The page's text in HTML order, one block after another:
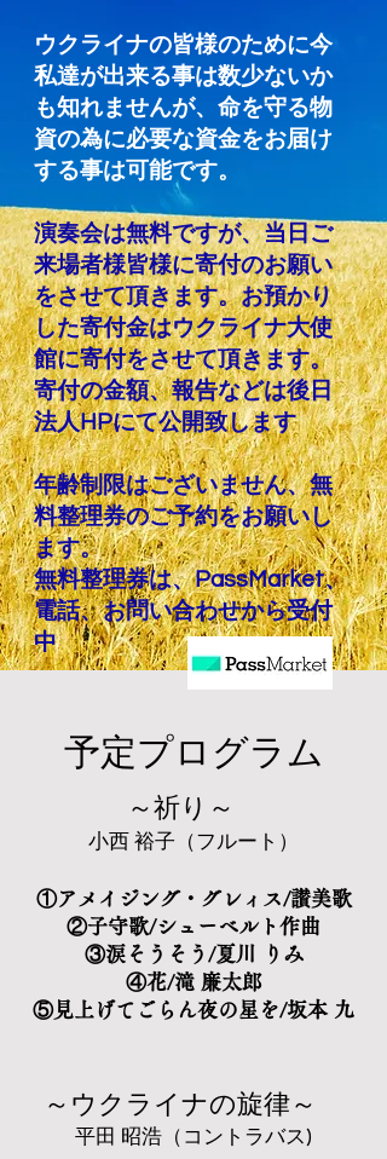
ウクライナの皆様のために今
私達が出来る事は数少ないか
も知れませんが、命を守る物
資の為に必要な資金をお届け
する事は可能です。
演奏会は無料ですが、当日ご
来場者様皆様に寄付のお願い
をさせて頂きます。お預かり
した寄付金はウクライナ大使
館に寄付をさせて頂きます。
寄付の金額、報告などは後日
法人HPにて公開致します
年齢制限はございません、無
料整理券のご予約をお願いし
ます。
​無料整理券は、PassMarket、
電話、お問い合わせから受付
中
予定プログラム
～祈り～
小西 裕子（フルート）
①アメイジング・グレィス/讃美歌
②子守歌/シューベルト作曲
③涙そうそう/夏川 りみ
④花/滝 廉太郎
⑤見上げてごらん夜の星を/坂本 九
～ウクライナの旋律～
平田 昭浩（コントラバス)